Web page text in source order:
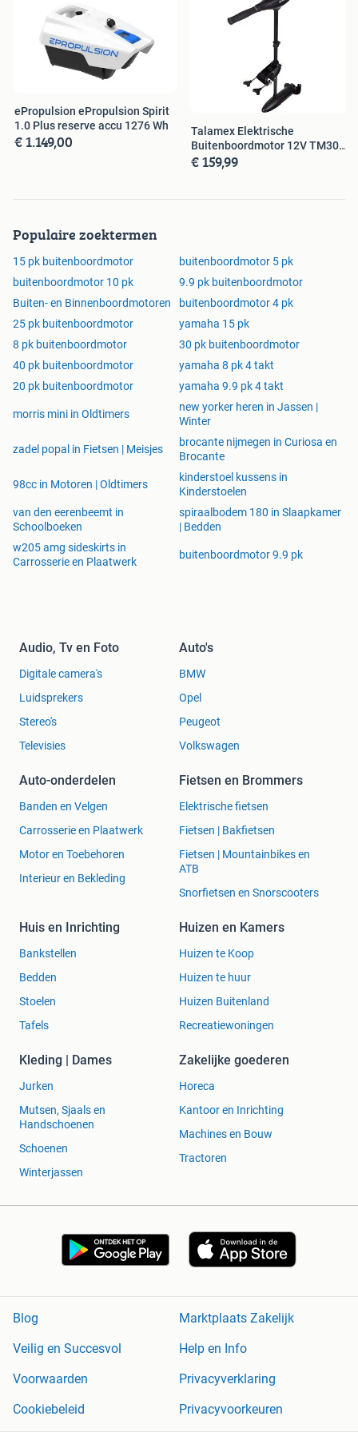
ePropulsion ePropulsion Spirit
1.0 Plus reserve accu 1276 Wh
€ 1.149,00
Talamex Elektrische
Buitenboordmotor 12V TM30
fluistermotor
€ 159,99
Populaire zoektermen
15 pk buitenboordmotor
buitenboordmotor 5 pk
buitenboordmotor 10 pk
9.9 pk buitenboordmotor
Buiten- en Binnenboordmotoren
buitenboordmotor 4 pk
25 pk buitenboordmotor
yamaha 15 pk
8 pk buitenboordmotor
30 pk buitenboordmotor
40 pk buitenboordmotor
yamaha 8 pk 4 takt
20 pk buitenboordmotor
yamaha 9.9 pk 4 takt
morris mini in Oldtimers
new yorker heren in Jassen |
Winter
zadel popal in Fietsen | Meisjes
brocante nijmegen in Curiosa en
Brocante
98cc in Motoren | Oldtimers
kinderstoel kussens in
Kinderstoelen
van den eerenbeemt in
Schoolboeken
spiraalbodem 180 in Slaapkamer
| Bedden
w205 amg sideskirts in
Carrosserie en Plaatwerk
buitenboordmotor 9.9 pk
Audio, Tv en Foto
Digitale camera's
Luidsprekers
Stereo's
Televisies
Auto's
BMW
Opel
Peugeot
Volkswagen
Auto-onderdelen
Banden en Velgen
Carrosserie en Plaatwerk
Motor en Toebehoren
Interieur en Bekleding
Fietsen en Brommers
Elektrische fietsen
Fietsen | Bakfietsen
Fietsen | Mountainbikes en
ATB
Snorfietsen en Snorscooters
Huis en Inrichting
Bankstellen
Bedden
Stoelen
Tafels
Huizen en Kamers
Huizen te Koop
Huizen te huur
Huizen Buitenland
Recreatiewoningen
Kleding | Dames
Jurken
Mutsen, Sjaals en
Handschoenen
Schoenen
Winterjassen
Zakelijke goederen
Horeca
Kantoor en Inrichting
Machines en Bouw
Tractoren
Blog
Marktplaats Zakelijk
Veilig en Succesvol
Help en Info
Voorwaarden
Privacyverklaring
Cookiebeleid
Privacyvoorkeuren